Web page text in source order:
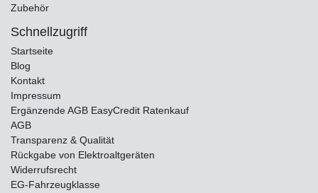
Zubehör
Schnellzugriff
Startseite
Blog
Kontakt
Impressum
Ergänzende AGB EasyCredit Ratenkauf
AGB
Transparenz & Qualität
Rückgabe von Elektroaltgeräten
Widerrufsrecht
EG-Fahrzeugklasse